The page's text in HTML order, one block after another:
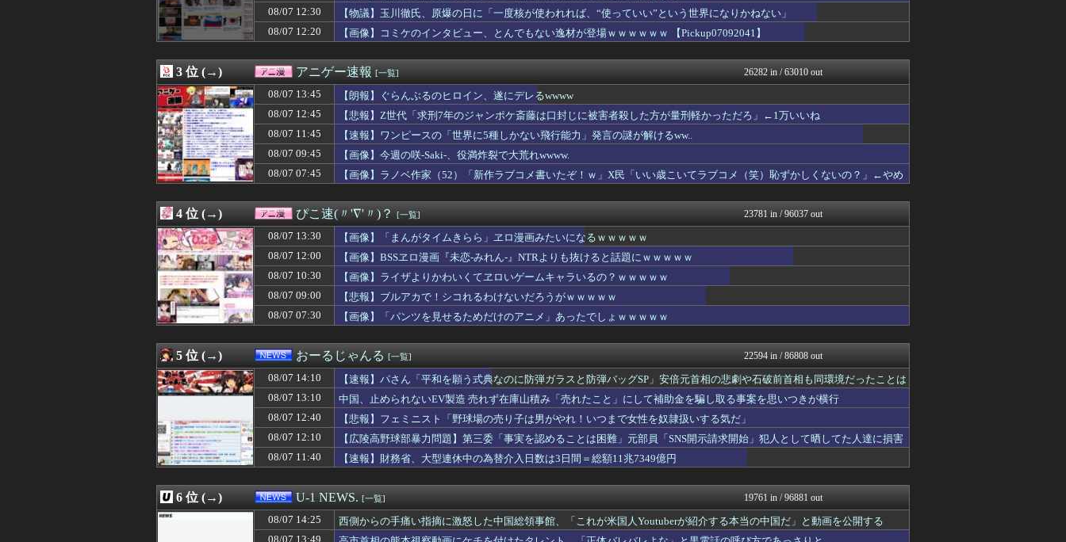
08/07 14:09
【画像】JC「妊娠しちゃったぁ…あたしまだJCだよー(ﾊﾟｼｬｰ」
なんJミュージアム
08/07 14:08
ナンパされやすい人の特徴
おにひめちゃんの監視部屋-...
08/07 14:07
【ニュース】 韓国が熊本被災地に水を支援 ⇒ トイレの水にｗｗｗｗｗｗｗ
あじあニュースちゃんねる
08/07 14:06
先月2人目が生まれたんだけど大学までの学費を考えると3人目は厳しい。赤ちゃんの...
修羅場ライフ速報
08/07 14:06
【動画】デブの喧嘩 ガチでヤバい……
まにゅそく 2chまとめニ...
08/07 14:05
ジャンポケ斉藤の被害女性「バウムクーヘン売ったりTikTokライブしててムカつ...
08/07 14:05
【画像】このAIライザちゃん、明らかにおっぱいを触られてる
アニチャット
08/07 14:05
【画像】ロッテ「アイスとコラボするポケモンをください」ポケモン公式「しょうがね...
わんこーる速報！
08/07 14:05
高校野球の暑さ対策として18時から4試合深夜までやれば涼しいまま試合出来るじゃ...
08/07 14:05
韓国人「悲報：FIFA会長にさえ2002年W杯で韓国が審判を買収していたと思わ...
海外トークログ
08/07 14:05
【画像】甲子園のチアさん、優勝レベルが発見されてしまうｗｗｗｗｗｗｗ
女子アナお宝画像速報－5c...
08/07 14:03
巨乳女さん「この度、Tiffanyの婚約指輪を貰いました。結婚しました。弱男息...
いたしん！
08/07 14:01
【総務省人事】エース級の財務官僚・一松旬氏が“異例転出”へ 官邸幹部「協力的で...
痛いニュース(ﾉ∀`)
08/07 14:01
【悲報】高野連「暑熱対策で第2試合は13:30プレイボールや！」
資格ちゃんねる
08/07 14:01
ガジェットってなに？
08/07 14:00
【極旨牛鉄板】吉野家のステーキ定食1500円、ガチで美味そうｗｗｗ
明日は何を食べようか
08/07 14:00
おじさんワイ、『HUNTER×HUNTER』のキメラアント編で号泣
08/07 14:00
【悲報】布団ちゃん、今回の老人会RUSTは面白くならなそう…
08/07 14:00
新内眞衣さん、やはり妖艶、大変なことになってるって...
08/07 14:00
【ウマ娘】ローソンコラボ、『なりきり！からあげクンぬいぐるみ』などの追加グッズ...
ウマ娘うまぴょい速報
08/07 14:00
【ラブライブ！】瑠璃乃とみおんのメスガキ対決【蓮ノ空】
08/07 14:00
【悲報】積水ハウス「地面師に55億円騙し取られた…」ワイ「会社終わったやろなぁ...
アルファルファモザイク＠ネ...
08/07 14:00
「インコを見せてあげる」少女を公園内に誘い込みわいせつか男を逮捕。小学生2人に...
みそパンNEWS
08/07 14:00
【にじさんじ】レヴィちゃん、3Dライブ「人間燦歌」開催決定！ゲスト8名も発表『...
VTuberNews
08/07 14:00
「この名前このライダーに使ったの勿体ないよね選手権」グランプリは仮面ライダーシ...
けおけお速報
韓国人「中東の緊張が再燃…イランのドローン攻撃に米軍が迎撃、クウェートも迎撃」...
韓国ニュース反応まとめ
08/07 14:00
【衝撃】韓国人「井上尚弥が初めて“人間”に見えた」
ニチカン！
08/07 14:00
【画像】小倉ゆうか(27)さん、7年ぶり『FRIDAY』表紙で神ボディ大解放
お～い！お宝
08/07 14:00
リアルで好きと言っても引かれないアニメ
カンダタ速報
08/07 13:58
【朗報】瀬戸口心月のノーバン始球式動画、13万再生wwwwwwwwww
08/07 13:56
【サーペントカスタム】量産機にこそ武装は沢山つけてほしいよね
08/07 13:55
消費税減税に反旗…小渕優子氏の主張に「さっさと離党すればいいのに」SNSで逆風...
国難にあってもの申す！！
08/07 13:54
メキシコ最大級の麻薬カルテルのリーダーの情報提供で報奨金約39億円！
軍事・ミリタリー速報☆彡
【画像】顔もいい爆乳現役女子大生、水着グラビアの破壊力がヤバイwwwwwwww...
もきゅ速(*´ω`*)人(...
08/07 12:30
【物議】玉川徹氏、原爆の日に「一度核が使われれば、“使っていい”という世界になりかねない」
08/07 12:20
【画像】コミケのインタビュー、とんでもない逸材が登場ｗｗｗｗｗｗ 【Pickup07092041】
3 位 (→) アニゲー速報 [一覧] 26282 in / 63010 out
08/07 13:45
【朗報】ぐらんぶるのヒロイン、遂にデレるwwww
08/07 12:45
【悲報】Z世代「求刑7年のジャンポケ斎藤は口封じに被害者殺した方が量刑軽かっただろ」←1万いいね
08/07 11:45
【速報】ワンピースの「世界に5種しかない飛行能力」発言の謎が解けるww..
08/07 09:45
【画像】今週の咲-Saki-、役満炸裂で大荒れwwww.
08/07 07:45
【画像】ラノベ作家（52）「新作ラブコメ書いたぞ！ｗ」X民「いい歳こいてラブコメ（笑）恥ずかしくないの？」←やめ
4 位 (→) ぴこ速(〃'∇'〃)？ [一覧] 23781 in / 96037 out
08/07 13:30
【画像】「まんがタイムきらら」ヱロ漫画みたいになるｗｗｗｗｗ
08/07 12:00
【画像】BSSヱロ漫画『未恋-みれん-』NTRよりも抜けると話題にｗｗｗｗｗ
08/07 10:30
【画像】ライザよりかわいくてヱロいゲームキャラいるの？ｗｗｗｗｗ
08/07 09:00
【悲報】ブルアカで！シコれるわけないだろうがｗｗｗｗｗ
08/07 07:30
【画像】「パンツを見せるためだけのアニメ」あったでしょｗｗｗｗｗ
5 位 (→) おーるじゃんる [一覧] 22594 in / 86808 out
08/07 14:10
【速報】パさん「平和を願う式典なのに防弾ガラスと防弾バッグSP」安倍元首相の悲劇や石破前首相も同環境だったことは
忘れる
08/07 13:10
中国、止められないEV製造 売れず在庫山積み「売れたこと」にして補助金を騙し取る事案を思いつきが横行
08/07 12:40
【悲報】フェミニスト「野球場の売り子は男がやれ！いつまで女性を奴隷扱いする気だ」
08/07 12:10
【広陵高野球部暴力問題】第三委「事実を認めることは困難」元部員「SNS開示請求開始」犯人として晒してた人達に損害
賠償請求訴訟を起こす方針
08/07 11:40 【速報】財務省、大型連休中の為替介入日数は3日間＝総額11兆7349億円
6 位 (→) U-1 NEWS. [一覧] 19761 in / 96881 out
08/07 14:25
西側からの手痛い指摘に激怒した中国総領事館、「これが米国人Youtuberが紹介する本当の中国だ」と動画を公開する
も……
08/07 13:49